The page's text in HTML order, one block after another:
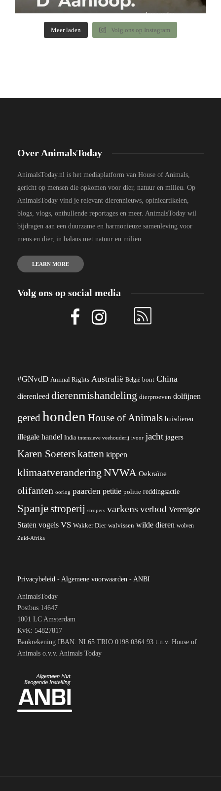
Meer laden Volg ons op Instagram
Over AnimalsToday
AnimalsToday.nl is het mediaplatform van House of Animals,
gericht op mensen die opkomen voor dier, natuur en milieu. Op
AnimalsToday vind je relevant dierennieuws, opinieartikelen,
blogs, vlogs, onthullende reportages en meer. AnimalsToday wil
bijdragen aan een duurzame en harmonieuze samenleving voor
mens en dier, in balans met natuur en milieu.
LEARN MORE
Volg ons op social media
#GNvdD Animal Rights Australië België bont China
dierenleed dierenmishandeling dierproeven dolfijnen
geredhonden House of Animals huisdieren
illegale handel India intensieve veehouderij ivoor jacht jagers
Karen Soeterskatten kippen
klimaatverandering NVWA Oekraïne
olifanten oorlog paarden petitie politie reddingsactie
Spanjestroperij stropers varkens verbod Verenigde
Staten vogels VS Wakker Dier walvissen wilde dieren wolven
Zuid-Afrika
Privacybeleid - Algemene voorwaarden - ANBI
AnimalsToday
Postbus 14647
1001 LC Amsterdam
KvK: 54827817
Bankrekening IBAN: NL65 TRIO 0198 0364 93 t.n.v. House of
Animals o.v.v. Animals Today